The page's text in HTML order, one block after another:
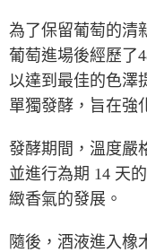
為了保留葡萄的清
葡萄進場後經歷了
以達到最佳的色澤
單獨發酵，旨在強
發酵期間，溫度嚴
並進行為期 14 天
緻香氣的發展。
隨後，酒液進入橡